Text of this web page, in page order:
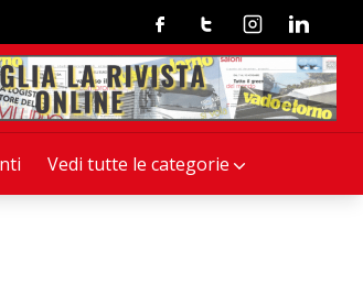
Vedi tutte le categorie
FacebookTwitterInstagramLinkedin